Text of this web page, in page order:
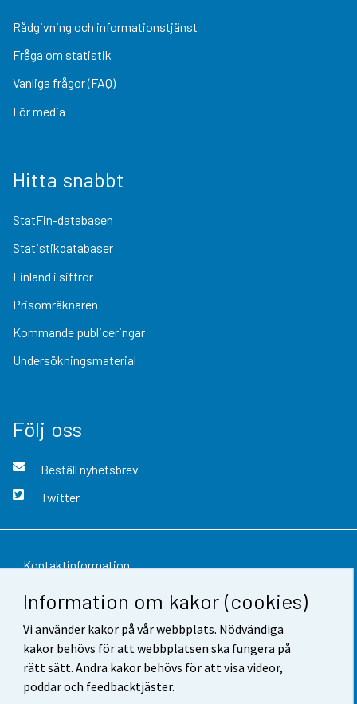
Information om kakor (cookies)
Vi använder kakor på vår webbplats. Nödvändiga
kakor behövs för att webbplatsen ska fungera på
rätt sätt. Andra kakor behövs för att visa videor,
poddar och feedbacktjäster.
Rådgivning och informationstjänst
Fråga om statistik
Vanliga frågor (FAQ)
För media
Hitta snabbt
StatFin-databasen
Statistikdatabaser
Finland i siffror
Prisomräknaren
Kommande publiceringar
Undersökningsmaterial
Följ oss
Beställ nyhetsbrev
Twitter
Kontaktinformation
Respons
Användarvillkor
Dataskydd
Tillgänglighet